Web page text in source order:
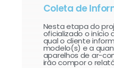
Coleta de
Nesta etapa do
oficializado o início
qual o cliente
modelo(s) e a
aparelhos de ar-
irão compor o